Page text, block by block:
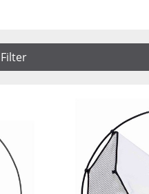
Filter
Silver/Vit
Soft Silver
Vit
Saldo